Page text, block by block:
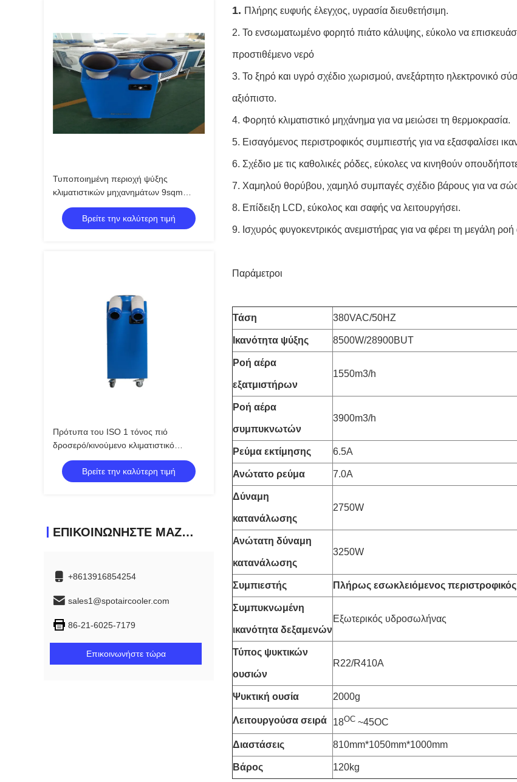
Τυποποιημένη περιοχή ψύξης
κλιματιστικών μηχανημάτων 9sqm
αποθηκών εμπορευμάτων 110V και
220V φορητήΒρείτε την καλύτερη τιμή
Πρότυπα του ISO 1 τόνος πιό
δροσερό/κινούμενο κλιματιστικό
μηχάνημα χαμηλής ισχύος Comsuption
σημείωνΒρείτε την καλύτερη τιμή
ΕΠΙΚΟΙΝΩΝΉΣΤΕ ΜΑΖΊ ΜΑΣ
+8613916854254
sales1@spotaircooler.com
86-21-6025-7179
Επικοινωνήστε τώρα
1. Πλήρης ευφυής έλεγχος, υγρασία διευθετήσιμη.
2. Το ενσωματωμένο φορητό πιάτο κάλυψης, εύκολο να
προστιθέμενο νερό
3. Το ξηρό και υγρό σχέδιο χωρισμού, ανεξάρτητο ηλεκτρονικό
αξιόπιστο.
4. Φορητό κλιματιστικό μηχάνημα για να μειώσει τη θερμοκρασία.
5. Εισαγόμενος περιστροφικός συμπιεστής για να εξασφαλίσει
6. Σχέδιο με τις καθολικές ρόδες, εύκολες να κινηθούν
7. Χαμηλού θορύβου, χαμηλό συμπαγές σχέδιο βάρους για να
8. Επίδειξη LCD, εύκολος και σαφής να λειτουργήσει.
9. Ισχυρός φυγοκεντρικός ανεμιστήρας για να φέρει τη μεγάλη ροή
Παράμετροι
Τάση 380VAC/50HZ
Ικανότητα ψύξης 8500W/28900BUT
Ροή αέρα
εξατμιστήρων
1550m3/h
Ροή αέρα
συμπυκνωτών
3900m3/h
Ρεύμα εκτίμησης 6.5A
Ανώτατο ρεύμα 7.0A
Δύναμη
κατανάλωσης
2750W
Ανώτατη δύναμη
κατανάλωσης
3250W
Συμπιεστής Πλήρως εσωκλειόμενος περιστροφικός
Συμπυκνωμένη
ικανότητα δεξαμενών
Εξωτερικός υδροσωλήνας
Τύπος ψυκτικών
ουσιών
R22/R410A
Ψυκτική ουσία 2000g
Λειτουργούσα σειρά 18OC ~45OC
Διαστάσεις 810mm*1050mm*1000mm
Βάρος 120kg